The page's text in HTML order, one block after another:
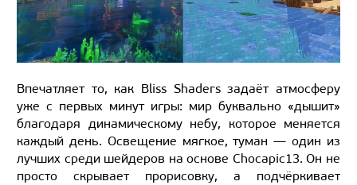
Впечатляет то, как Bliss Shaders задаёт атмосферу
уже с первых минут игры: мир буквально «дышит»
благодаря динамическому небу, которое меняется
каждый день. Освещение мягкое, туман — один из
лучших среди шейдеров на основе Chocapic13. Он не
просто скрывает прорисовку, а подчёркивает